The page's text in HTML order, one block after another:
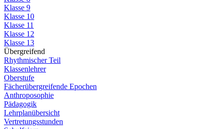
Klasse 9
Klasse 10
Klasse 11
Klasse 12
Klasse 13
Übergreifend
Rhythmischer Teil
Klassenlehrer
Oberstufe
Fächerübergreifende Epochen
Anthroposophie
Pädagogik
Lehrplanübersicht
Vertretungsstunden